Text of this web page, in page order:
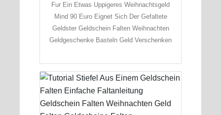
Fur Ein Etwas Uppigeres Weihnachtsgeld
Mind 90 Euro Eignet Sich Der Gefaltete
Geldster Geldschein Falten Weihnachten
Geldgeschenke Basteln Geld Verschenken